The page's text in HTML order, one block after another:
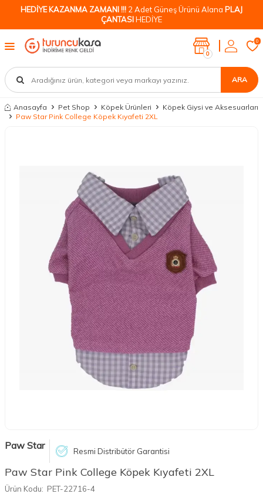
HEDİYE KAZANMA ZAMANI !!! 2 Adet Güneş Ürünü Alana PLAJ
ÇANTASIHEDİYE
ARA
0
0
Anasayfa Pet Shop Köpek Ürünleri
Köpek Giysi ve Aksesuarları
Paw Star Pink College Köpek Kıyafeti 2XL
Paw Star Resmi Distribütör Garantisi
Paw Star Pink College Köpek Kıyafeti 2XL
Ürün Kodu: PET-22716-4